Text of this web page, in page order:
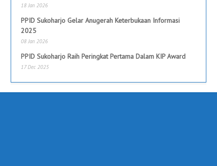
18 Jan 2026
PPID Sukoharjo Gelar Anugerah Keterbukaan Informasi
2025
08 Jan 2026
PPID Sukoharjo Raih Peringkat Pertama Dalam KIP Award
17 Dec 2025